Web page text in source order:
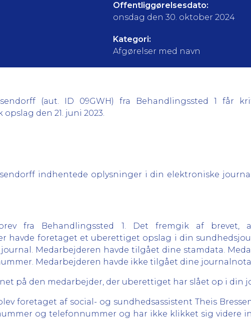
Offentliggørelsesdato:
onsdag den 30. oktober 2024
Kategori:
Afgørelser med navn
(aut. ID 09GWH) fra Behandlingssted 1 får
den 21. juni 2023.
indhentede oplysninger i din elektroniske
fra Behandlingssted 1. Det fremgik af
havde foretaget et uberettiget opslag i din
Medarbejderen havde tilgået dine stamdata.
Medarbejderen havde ikke tilgået dine
på den medarbejder, der uberettiget har slået op i din
foretaget af social- og sundhedsassistent Theis
og telefonnummer og har ikke klikket sig videre